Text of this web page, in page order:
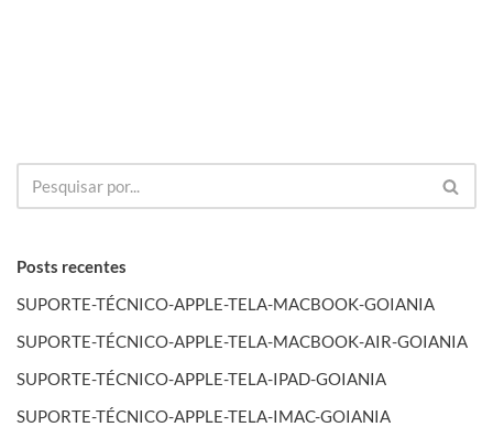
Posts recentes
SUPORTE-TÉCNICO-APPLE-TELA-MACBOOK-GOIANIA
SUPORTE-TÉCNICO-APPLE-TELA-MACBOOK-AIR-GOIANIA
SUPORTE-TÉCNICO-APPLE-TELA-IPAD-GOIANIA
SUPORTE-TÉCNICO-APPLE-TELA-IMAC-GOIANIA